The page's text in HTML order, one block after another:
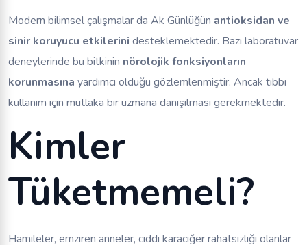
Modern bilimsel çalışmalar da Ak Günlüğün antioksidan ve
sinir koruyucu etkilerini desteklemektedir. Bazı laboratuvar
deneylerinde bu bitkinin nörolojik fonksiyonların
korunmasına yardımcı olduğu gözlemlenmiştir. Ancak tıbbı
kullanım için mutlaka bir uzmana danışılması gerekmektedir.
Kimler
Tüketmemeli?
Hamileler, emziren anneler, ciddi karaciğer rahatsızlığı olanlar